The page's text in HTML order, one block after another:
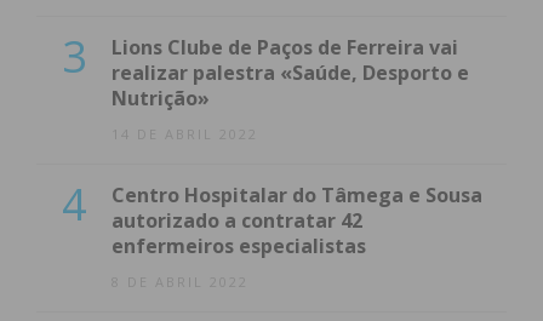
3
Lions Clube de Paços de Ferreira vai
realizar palestra «Saúde, Desporto e
Nutrição»
14 DE ABRIL 2022
4
Centro Hospitalar do Tâmega e Sousa
autorizado a contratar 42
enfermeiros especialistas
8 DE ABRIL 2022